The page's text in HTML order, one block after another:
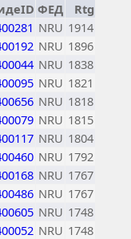
ФЕД
Rtg
NRU 1914
NRU 1896
NRU 1838
NRU 1821
NRU 1818
NRU 1815
NRU 1804
NRU 1792
NRU 1767
NRU 1767
NRU 1748
NRU 1748